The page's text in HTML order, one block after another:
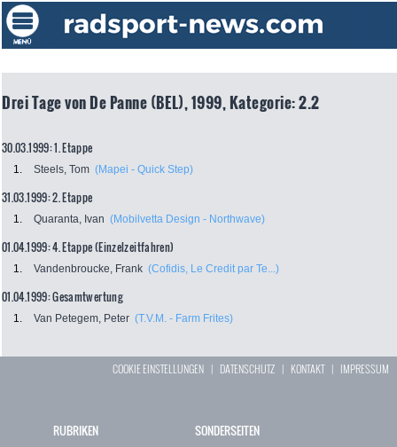
Drei Tage von De Panne (BEL), 1999, Kategorie: 2.2
30.03.1999: 1. Etappe
1. Steels, Tom (Mapei - Quick Step)
31.03.1999: 2. Etappe
1. Quaranta, Ivan (Mobilvetta Design - Northwave)
01.04.1999: 4. Etappe (Einzelzeitfahren)
1. Vandenbroucke, Frank (Cofidis, Le Credit par Te...)
01.04.1999: Gesamtwertung
1. Van Petegem, Peter (T.V.M. - Farm Frites)
COOKIE EINSTELLUNGEN | DATENSCHUTZ | KONTAKT| IMPRESSUM
RUBRIKEN SONDERSEITEN